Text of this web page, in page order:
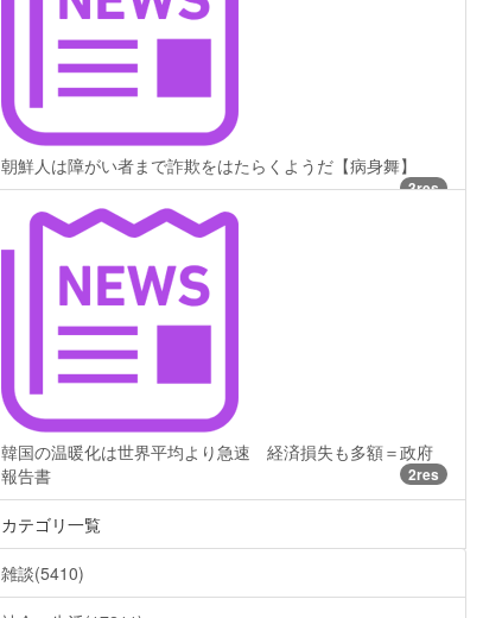
朝鮮人は障がい者まで詐欺をはたらくようだ【病身舞】
3res
韓国の温暖化は世界平均より急速 経済損失も多額＝政府
報告書
2res
カテゴリ一覧
雑談(5410)